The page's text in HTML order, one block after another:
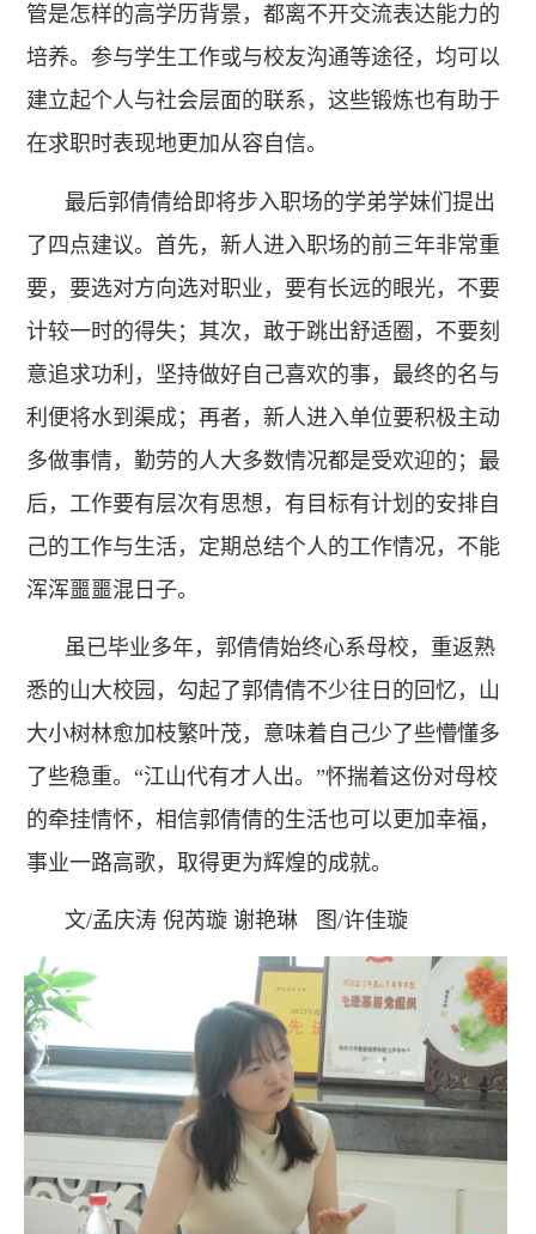
管是怎样的高学历背景，都离不开交流表达能力的
培养。参与学生工作或与校友沟通等途径，均可以
建立起个人与社会层面的联系，这些锻炼也有助于
在求职时表现地更加从容自信。
最后郭倩倩给即将步入职场的学弟学妹们提出
了四点建议。首先，新人进入职场的前三年非常重
要，要选对方向选对职业，要有长远的眼光，不要
计较一时的得失；其次，敢于跳出舒适圈，不要刻
意追求功利，坚持做好自己喜欢的事，最终的名与
利便将水到渠成；再者，新人进入单位要积极主动
多做事情，勤劳的人大多数情况都是受欢迎的；最
后，工作要有层次有思想，有目标有计划的安排自
己的工作与生活，定期总结个人的工作情况，不能
浑浑噩噩混日子。
虽已毕业多年，郭倩倩始终心系母校，重返熟
悉的山大校园，勾起了郭倩倩不少往日的回忆，山
大小树林愈加枝繁叶茂，意味着自己少了些懵懂多
了些稳重。“江山代有才人出。”怀揣着这份对母校
的牵挂情怀，相信郭倩倩的生活也可以更加幸福，
事业一路高歌，取得更为辉煌的成就。
文/孟庆涛 倪芮璇 谢艳琳 图/许佳璇